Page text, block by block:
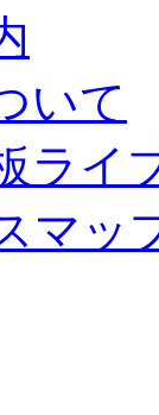
いて
ライ
マッ